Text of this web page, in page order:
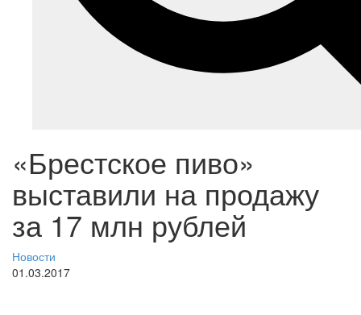
«Брестское пиво»
выставили на продажу
за 17 млн рублей
Новости
01.03.2017